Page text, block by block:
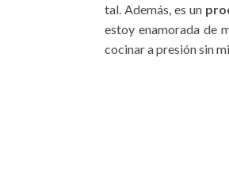
tal. Además, es un
estoy enamorada de
cocinar a presión sin